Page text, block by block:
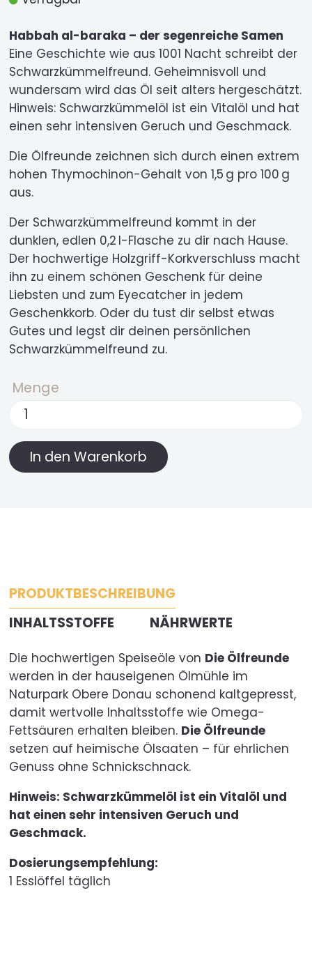
Habbah al-baraka – der segenreiche Samen
Eine Geschichte wie aus 1001 Nacht schreibt der
Schwarzkümmelfreund. Geheimnisvoll und
wundersam wird das Öl seit alters hergeschätzt.
Hinweis: Schwarzkümmelöl ist ein Vitalöl und hat
einen sehr intensiven Geruch und Geschmack.
Die Ölfreunde zeichnen sich durch einen extrem
hohen Thymochinon-Gehalt von 1,5 g pro 100 g
aus.
Der Schwarzkümmelfreund kommt in der
dunklen, edlen 0,2 l-Flasche zu dir nach Hause.
Der hochwertige Holzgriff-Korkverschluss macht
ihn zu einem schönen Geschenk für deine
Liebsten und zum Eyecatcher in jedem
Geschenkkorb. Oder du tust dir selbst etwas
Gutes und legst dir deinen persönlichen
Schwarzkümmelfreund zu.
Menge
PRODUKTBESCHREIBUNG
INHALTSSTOFFE
NÄHRWERTE
Die hochwertigen Speiseöle von Die Ölfreunde
werden in der hauseigenen Ölmühle im
Naturpark Obere Donau schonend kaltgepresst,
damit wertvolle Inhaltsstoffe wie Omega-
Fettsäuren erhalten bleiben. Die Ölfreunde
setzen auf heimische Ölsaaten – für ehrlichen
Genuss ohne Schnickschnack.
Hinweis: Schwarzkümmelöl ist ein Vitalöl und
hat einen sehr intensiven Geruch und
Geschmack.
Dosierungsempfehlung:
1 Esslöffel täglich